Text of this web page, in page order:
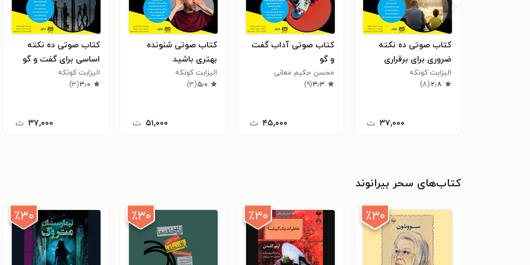
کتاب صوتی ده نکته
ضروری برای برقراری
ارتباط موثر
الیزابت کونکه
۲٫۸(۸)
۳۷,۰۰۰ ت
کتاب صوتی آداب گفت
و گو
محسن حکیم معانی
۳٫۳(۹)
۴۵,۰۰۰ ت
کتاب صوتی شنونده‌
بهتری باشید
الیزابت کونکه
۵٫۰(۳)
۵۱,۰۰۰ ت
کتاب صوتی ده نکته‌
اساسی برای گفت و گو
رودررو
الیزابت کونکه
۳٫۰(۳)
۳۷,۰۰۰ ت
کتاب‌های سحر بیرانوند
٪۳۰ ٪۳۰ ٪۳۰ ٪۳۰